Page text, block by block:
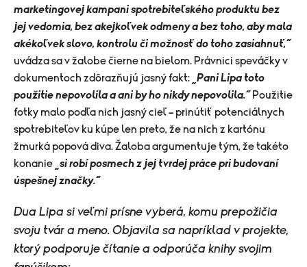
marketingovej kampani spotrebiteľského produktu bez
jej vedomia, bez akejkoľvek odmeny a bez toho, aby mala
akékoľvek slovo, kontrolu či možnosť do toho zasiahnuť,“
uvádza sa v žalobe čierne na bielom. Právnici speváčky v
dokumentoch zdôrazňujú jasný fakt: „Pani Lipa toto
použitie nepovolila a ani by ho nikdy nepovolila.“ Použitie
fotky malo podľa nich jasný cieľ – prinútiť potenciálnych
spotrebiteľov ku kúpe len preto, že na nich z kartónu
žmurká popová diva. Žaloba argumentuje tým, že takéto
konanie „si robí posmech z jej tvrdej práce pri budovaní
úspešnej značky.“
Dua Lipa si veľmi prísne vyberá, komu prepožičia
svoju tvár a meno. Objavila sa napríklad v projekte,
ktorý podporuje čítanie a odporúča knihy svojim